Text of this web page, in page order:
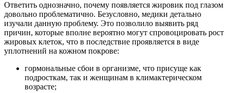
Ответить однозначно, почему появляется жировик под глазом
довольно проблематично. Безусловно, медики детально
изучали данную проблему. Это позволило выявить ряд
причин, которые вполне вероятно могут спровоцировать рост
жировых клеток, что в последствие проявляется в виде
уплотнений на кожном покрове:
гормональные сбои в организме, что присуще как
подросткам, так и женщинам в климактерическом
возрасте;